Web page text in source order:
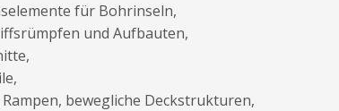
für Bohrinseln,
und Aufbauten,
bewegliche Deckstrukturen,